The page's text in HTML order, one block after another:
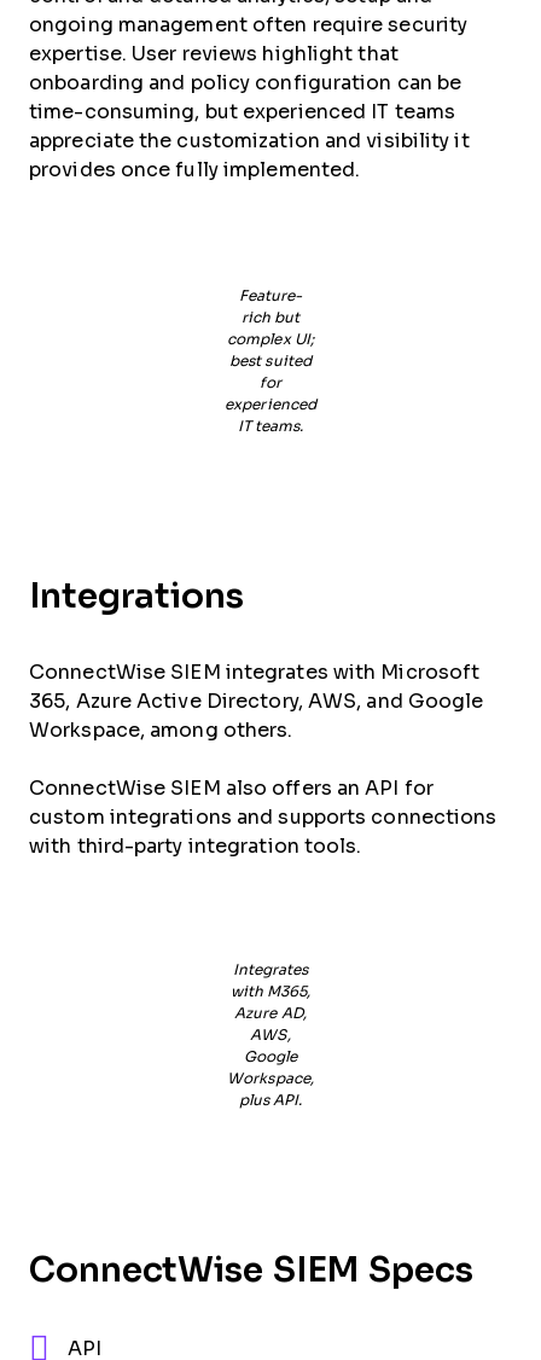
ongoing management often require security
expertise. User reviews highlight that
onboarding and policy configuration can be
time-consuming, but experienced IT teams
appreciate the customization and visibility it
provides once fully implemented.
Feature-
rich but
complex UI;
best suited
for
experienced
IT teams.
Integrations
ConnectWise SIEM integrates with Microsoft
365, Azure Active Directory, AWS, and Google
Workspace, among others.
ConnectWise SIEM also offers an API for
custom integrations and supports connections
with third-party integration tools.
Integrates
with M365,
Azure AD,
AWS,
Google
Workspace,
plus API.
ConnectWise SIEM Specs
API